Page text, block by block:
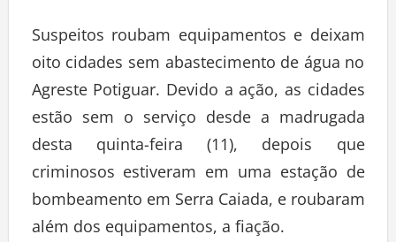
Suspeitos roubam equipamentos e deixam
oito cidades sem abastecimento de água no
Agreste Potiguar. Devido a ação, as cidades
estão sem o serviço desde a madrugada
desta quinta-feira (11), depois que
criminosos estiveram em uma estação de
bombeamento em Serra Caiada, e roubaram
além dos equipamentos, a fiação.